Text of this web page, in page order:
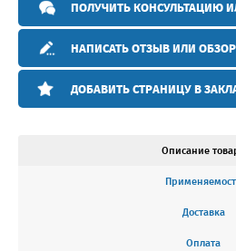
ПОЛУЧИТЬ КОНСУЛЬТАЦИЮ
НАПИСАТЬ ОТЗЫВ ИЛИ
ДОБАВИТЬ СТРАНИЦУ В
Описание
Доставка
Оплата